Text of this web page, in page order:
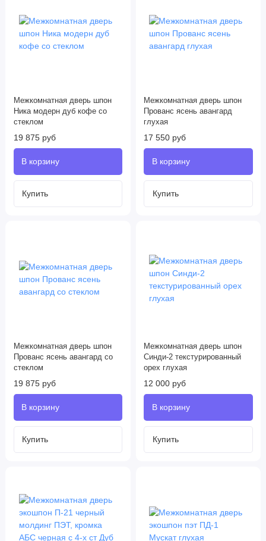
Межкомнатная дверь шпон
Ника модерн дуб кофе со
стеклом
19 875 руб
Межкомнатная дверь шпон
Прованс ясень авангард
глухая
17 550 руб
Межкомнатная дверь шпон
Прованс ясень авангард со
стеклом
19 875 руб
Межкомнатная дверь шпон
Синди-2 текстурированный
орех глухая
12 000 руб